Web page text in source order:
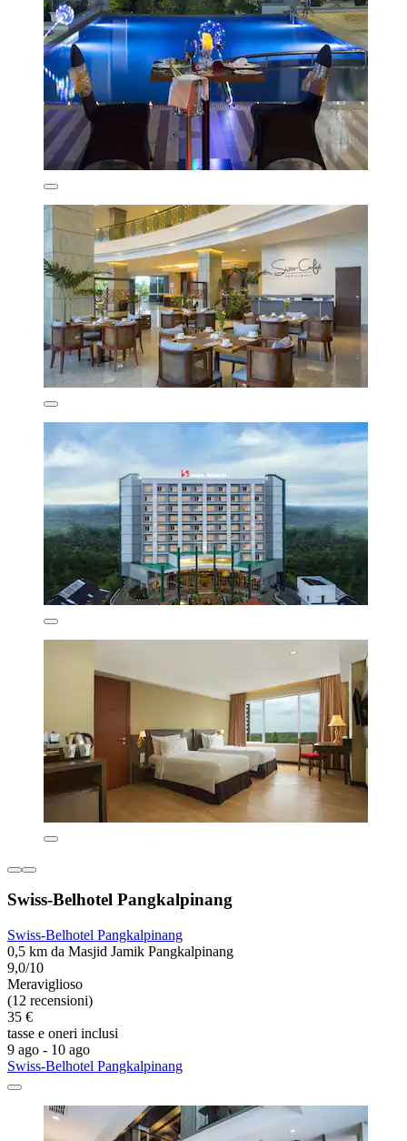
Swiss-Belhotel Pangkalpinang
Swiss-Belhotel Pangkalpinang
0,5 km da Masjid Jamik Pangkalpinang
9,0/10
Meraviglioso
(12 recensioni)
35 €
tasse e oneri inclusi
9 ago - 10 ago
Swiss-Belhotel Pangkalpinang